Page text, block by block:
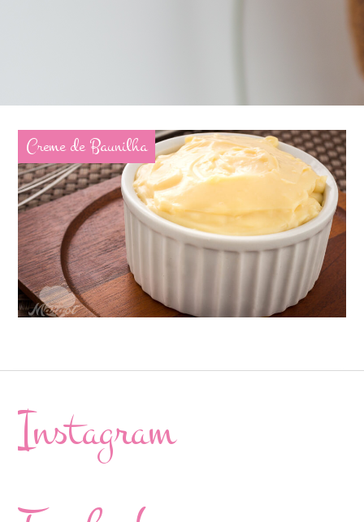
Creme de Baunilha
Instagram